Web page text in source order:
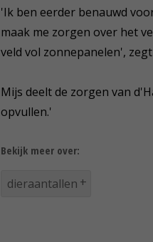
'Ik ben eerder benauwd
maak me zorgen over het
veld vol zonnepanelen',
Mijs deelt de zorgen van
opvullen.'
Bekijk meer over:
dieraantallen